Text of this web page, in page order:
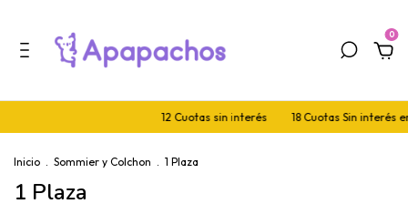
0
12 Cuotas sin interés 18 Cuotas Sin interés en 🛒
Inicio . Sommier y Colchon . 1 Plaza
1 Plaza